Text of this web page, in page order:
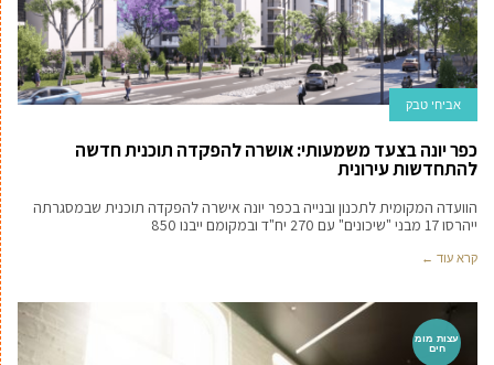
אביחי טבק‬‎
כפר יונה בצעד משמעותי: אושרה להפקדה תוכנית חדשה
להתחדשות עירונית
הוועדה המקומית לתכנון ובנייה בכפר יונה אישרה להפקדה תוכנית שבמסגרתה
ייהרסו 17 מבני "שיכונים" עם 270 יח"ד ובמקומם ייבנו 850
קרא עוד ←
עצות מומ
חים